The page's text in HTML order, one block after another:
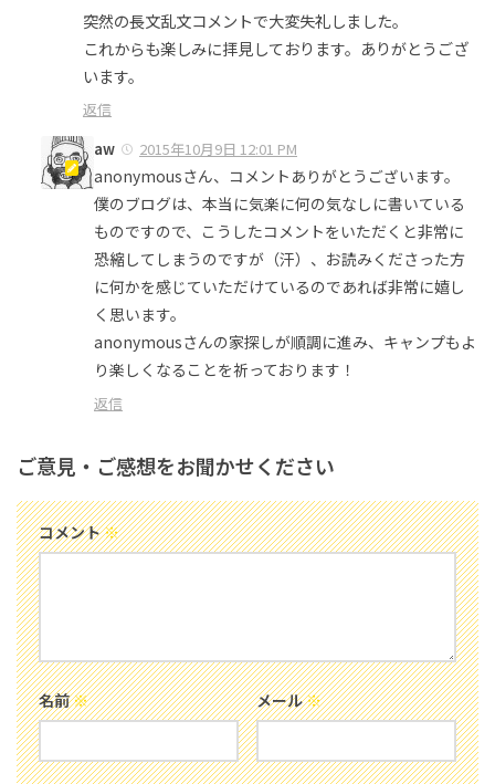
突然の長文乱文コメントで大変失礼しました。
これからも楽しみに拝見しております。ありがとうござ
います。
返信
aw
2015年10月9日 12:01 PM
anonymousさん、コメントありがとうございます。
僕のブログは、本当に気楽に何の気なしに書いている
ものですので、こうしたコメントをいただくと非常に
恐縮してしまうのですが（汗）、お読みくださった方
に何かを感じていただけているのであれば非常に嬉し
く思います。
anonymousさんの家探しが順調に進み、キャンプもよ
り楽しくなることを祈っております！
返信
ご意見・ご感想をお聞かせください
コメント※
名前※ メール※